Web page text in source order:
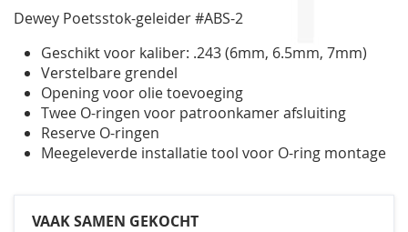
Dewey Poetsstok-geleider #ABS-2
Geschikt voor kaliber: .243 (6mm, 6.5mm, 7mm)
Verstelbare grendel
Opening voor olie toevoeging
Twee O-ringen voor patroonkamer afsluiting
Reserve O-ringen
Meegeleverde installatie tool voor O-ring montage
VAAK SAMEN GEKOCHT